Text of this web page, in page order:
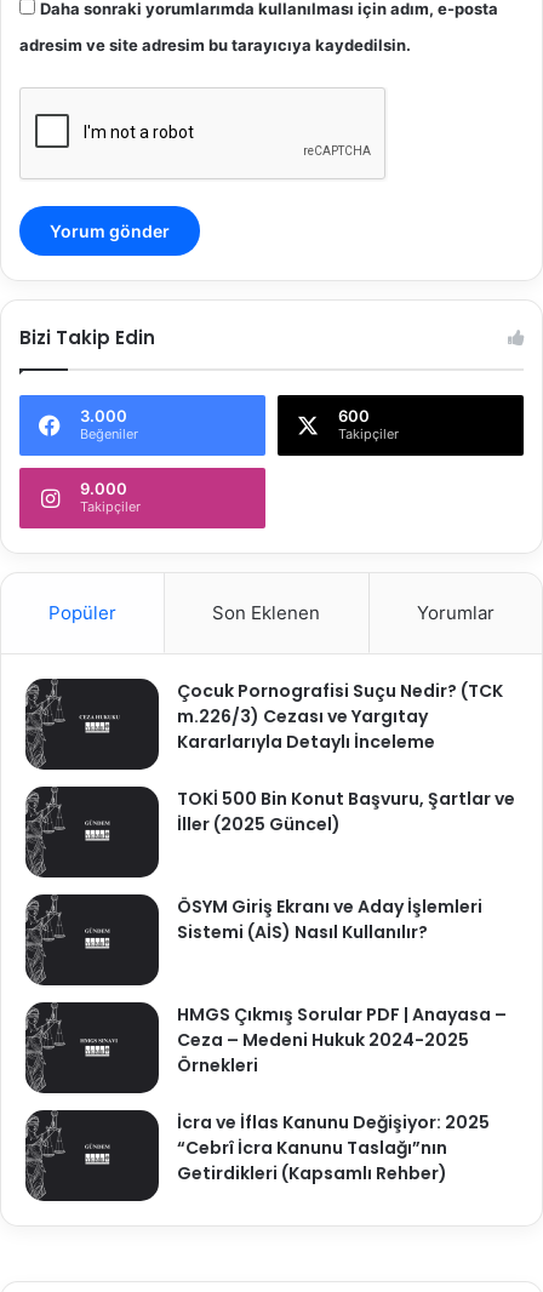
Daha sonraki yorumlarımda kullanılması için adım, e-posta
adresim ve site adresim bu tarayıcıya kaydedilsin.
Bizi Takip Edin
3.000
Beğeniler
600
Takipçiler
9.000
Takipçiler
Popüler Son Eklenen Yorumlar
Çocuk Pornografisi Suçu Nedir? (TCK
m.226/3) Cezası ve Yargıtay
Kararlarıyla Detaylı İnceleme
TOKİ 500 Bin Konut Başvuru, Şartlar ve
İller (2025 Güncel)
ÖSYM Giriş Ekranı ve Aday İşlemleri
Sistemi (AİS) Nasıl Kullanılır?
HMGS Çıkmış Sorular PDF | Anayasa –
Ceza – Medeni Hukuk 2024-2025
Örnekleri
İcra ve İflas Kanunu Değişiyor: 2025
“Cebrî İcra Kanunu Taslağı”nın
Getirdikleri (Kapsamlı Rehber)